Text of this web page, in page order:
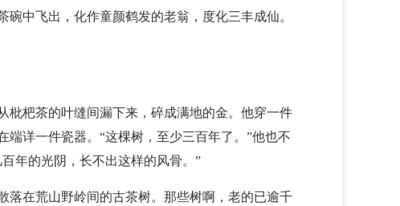
中飞出，化作童颜鹤发的老翁，度化三丰成仙。
枇杷茶的叶缝间漏下来，碎成满地的金。他穿一件
详一件瓷器。“这棵树，至少三百年了。”他也不
年的光阴，长不出这样的风骨。”
在荒山野岭间的古茶树。那些树啊，老的已逾千